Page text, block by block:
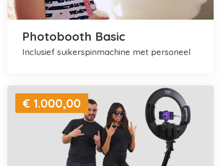
Photobooth Basic
inclusief suikerspinmachine met personeel
€ 1.000,00